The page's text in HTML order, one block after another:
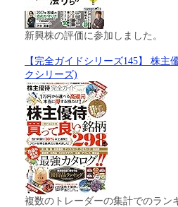
新興株の評価に参加しました。
【完全ガイドシリーズ145】 株主
クシリーズ)
複数のトレーダーの集計でのラン